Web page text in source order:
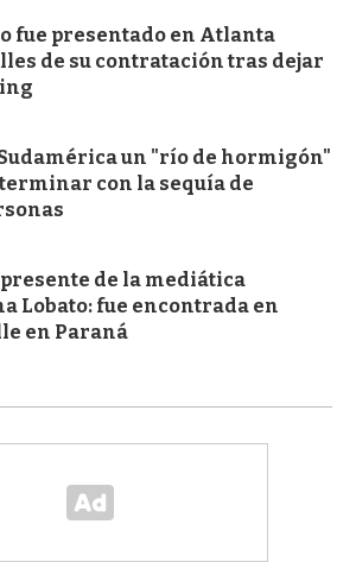
fue presentado en Atlanta
de su contratación tras dejar
un "río de hormigón"
terminar con la sequía de
de la mediática
Lobato: fue encontrada en
en Paraná